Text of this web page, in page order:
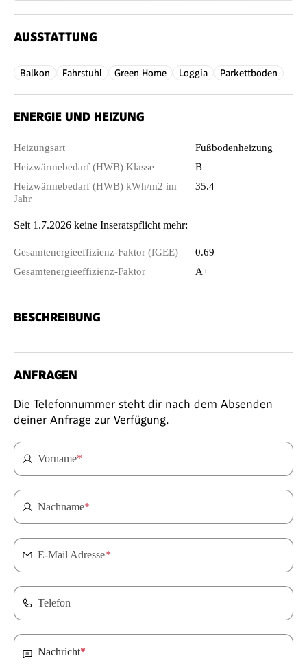
AUSSTATTUNG
Balkon Fahrstuhl Green Home Loggia Parkettboden
ENERGIE UND HEIZUNG
Heizungsart
Fußbodenheizung
Heizwärmebedarf (HWB) Klasse
B
Heizwärmebedarf (HWB) kWh/m2 im
Jahr
35.4
Seit 1.7.2026 keine Inseratspflicht mehr:
Gesamtenergieeffizienz-Faktor (fGEE)
0.69
Gesamtenergieeffizienz-Faktor
A+
BESCHREIBUNG
ANFRAGEN
Die Telefonnummer steht dir nach dem Absenden
deiner Anfrage zur Verfügung.
Vorname*
Nachname*
E-Mail Adresse*
Telefon
Nachricht*